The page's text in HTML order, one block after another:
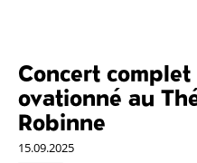
Concert complet
ovationné au
Robinne
15.09.2025